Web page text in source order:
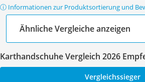
ⓘ Informationen zur Produktsortierung und
Ähnliche Vergleiche anzeigen
Karthandschuhe Vergleich 2026
Vergleichssieger